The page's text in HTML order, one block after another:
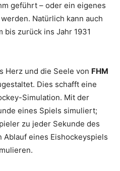
geführt – oder ein eigenes
Natürlich kann auch
zurück ins Jahr 1931
Herz und die Seele von FHM
Dies schafft eine
Simulation. Mit der
eines Spiels simuliert;
zu jeder Sekunde des
Ablauf eines Eishockeyspiels